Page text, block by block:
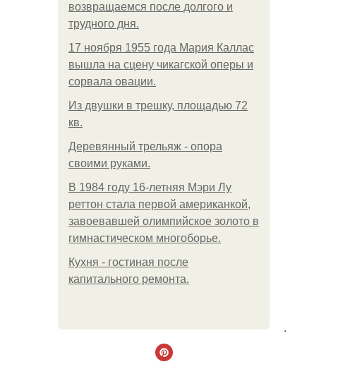
возвращаемся после долгого и
трудного дня.
17 ноября 1955 года Мария Каллас
вышла на сцену чикагской оперы и
сорвала овации.
Из двушки в трешку, площадью 72
кв.
Деревянный трельяж - опора
своими руками.
В 1984 году 16-летняя Мэри Лу
реттон стала первой американкой,
завоевавшей олимпийское золото в
гимнастическом многоборье.
Кухня - гостиная после
капитального ремонта.
.